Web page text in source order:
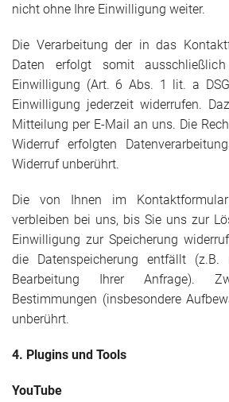
nicht ohne Ihre Einwilligung weiter.
Die Verarbeitung der in das
Daten erfolgt somit
Einwilligung (Art. 6 Abs. 1 lit. a
Einwilligung jederzeit widerrufen.
Mitteilung per E-Mail an uns. Die
Widerruf erfolgten
Widerruf unberührt.
Die von Ihnen im
verbleiben bei uns, bis Sie uns zur
Einwilligung zur Speicherung
die Datenspeicherung entfällt (z.B.
Bearbeitung Ihrer Anfrage).
Bestimmungen (insbesondere
unberührt.
4. Plugins und Tools
YouTube